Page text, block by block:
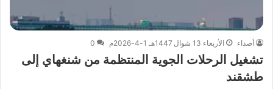
أصداء الأربعاء 13 شوال 1447هـ 1-4-2026م 0
تشغيل الرحلات الجوية المنتظمة من شنغهاي إلى
طشقند